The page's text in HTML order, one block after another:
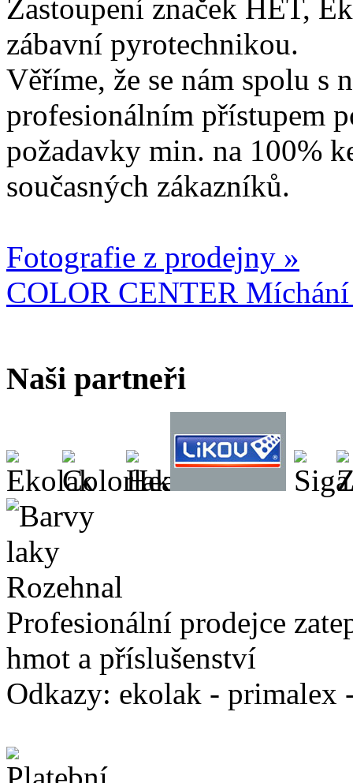
Zastoupení značek HET,
zábavní pyrotechnikou.
Věříme, že se nám spolu s
profesionálním přístupem
požadavky min. na 100%
současných zákazníků.
Fotografie z prodejny »
COLOR CENTER
Naši partneři
Profesionální prodejce
hmot a příslušenství
Odkazy: ekolak - primalex